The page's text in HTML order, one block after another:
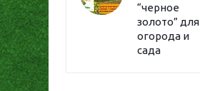
“черное
золото” для
огорода и
сада